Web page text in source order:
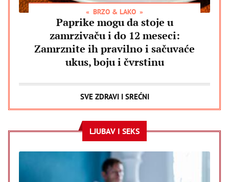
BRZO & LAKO
Paprike mogu da stoje u
zamrzivaču i do 12 meseci:
Zamrznite ih pravilno i sačuvaće
ukus, boju i čvrstinu
SVE ZDRAVI I SREĆNI
LJUBAV I SEKS